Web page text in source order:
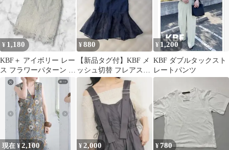
¥ 1,180
KBF＋ アイボリー レー
ス フラワーパターン タ
イトスカート
¥880
【新品タグ付】KBF メ
ッシュ切替 フレアスカ
ート ネイビー 夏
¥ 1,200
KBF ダブルタックスト
レートパンツ
現在 ¥2,100 ¥2,000 ¥780